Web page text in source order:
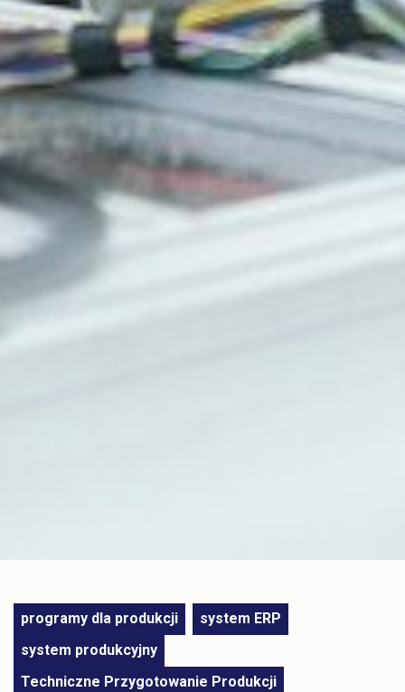
programy dla produkcji
system ERP
system produkcyjny
Techniczne Przygotowanie Produkcji